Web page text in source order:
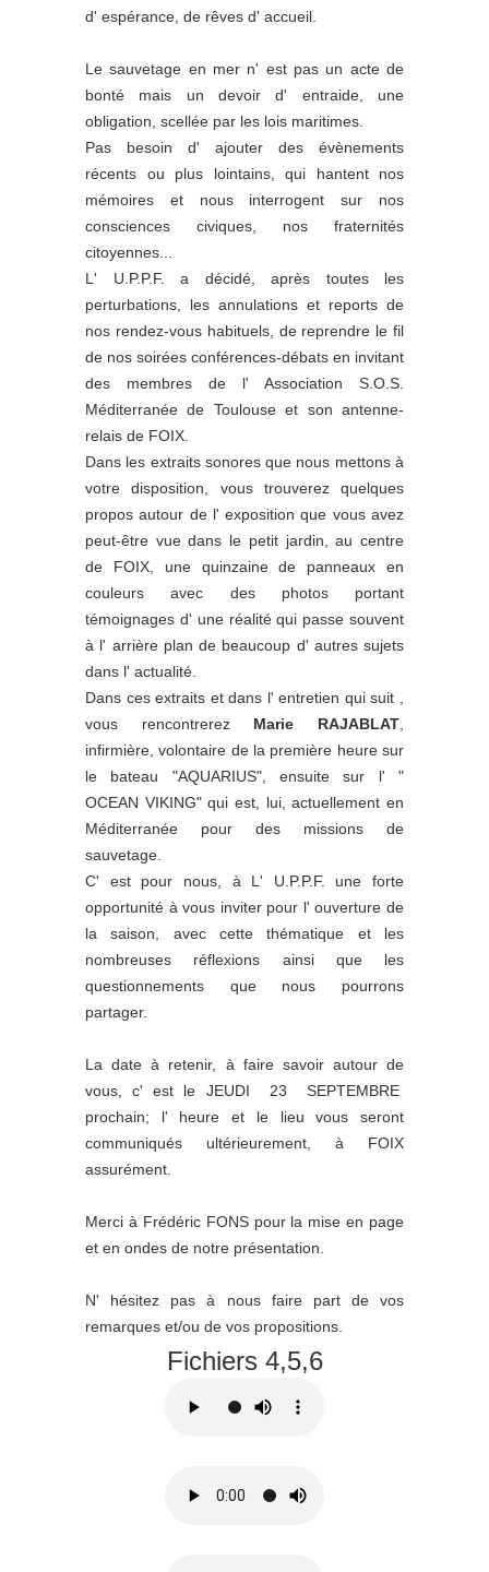
d' espérance, de rêves d' accueil.
Le sauvetage en mer n' est pas un acte de
bonté mais un devoir d' entraide, une
obligation, scellée par les lois maritimes.
Pas besoin d' ajouter des évènements
récents ou plus lointains, qui hantent nos
mémoires et nous interrogent sur nos
consciences civiques, nos fraternités
citoyennes...
L' U.P.P.F. a décidé, après toutes les
perturbations, les annulations et reports de
nos rendez-vous habituels, de reprendre le fil
de nos soirées conférences-débats en invitant
des membres de l' Association S.O.S.
Méditerranée de Toulouse et son antenne-
relais de FOIX.
Dans les extraits sonores que nous mettons à
votre disposition, vous trouverez quelques
propos autour de l' exposition que vous avez
peut-être vue dans le petit jardin, au centre
de FOIX, une quinzaine de panneaux en
couleurs avec des photos portant
témoignages d' une réalité qui passe souvent
à l' arrière plan de beaucoup d' autres sujets
dans l' actualité.
Dans ces extraits et dans l' entretien qui suit ,
vous rencontrerez Marie RAJABLAT
infirmière, volontaire de la première heure sur
le bateau "AQUARIUS", ensuite sur l' "
OCEAN VIKING" qui est, lui, actuellement en
Méditerranée pour des missions de
sauvetage.
C' est pour nous, à L' U.P.P.F. une forte
opportunité à vous inviter pour l' ouverture de
la saison, avec cette thématique et les
nombreuses réflexions ainsi que les
questionnements que nous pourrons
partager.
La date à retenir, à faire savoir autour de
vous, c' est le JEUDI 23 SEPTEMBRE
prochain; l' heure et le lieu vous seront
communiqués ultérieurement, à FOIX
assurément.
Merci à Frédéric FONS pour la mise en page
et en ondes de notre présentation.
N' hésitez pas à nous faire part de vos
remarques et/ou de vos propositions.
Fichiers 4,5,6